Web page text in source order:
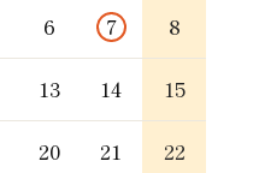
6 7 8
13 14 15
20 21 22